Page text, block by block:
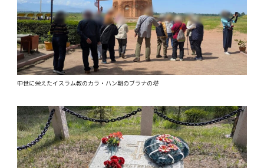
中世に栄えたイスラム教のカラ・ハン朝のブラナの塔